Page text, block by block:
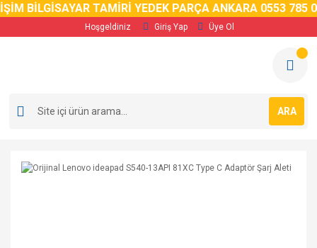
BİLGİSAYAR TAMİRİ YEDEK PARÇA ANKARA 0553 785 02
Hoşgeldiniz Giriş Yap Üye Ol
ARA